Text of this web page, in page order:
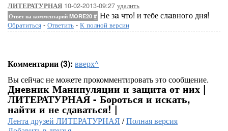
ЛИТЕРАТУРНАЯ 10-02-2013-09:27 удалить
Ответ на комментарий MORE20 # Не зa что! и тебе слaвного дня!
Обратиться - Ответить - К полной версии
Комментарии (3): вверх^
Вы сейчас не можете прокомментировать это сообщение.
Дневник Манипуляции и защита от них |
ЛИТЕРАТУРНАЯ - Бороться и искать,
найти и не сдаваться! |
Лента друзей ЛИТЕРАТУРНАЯ /Полная версия